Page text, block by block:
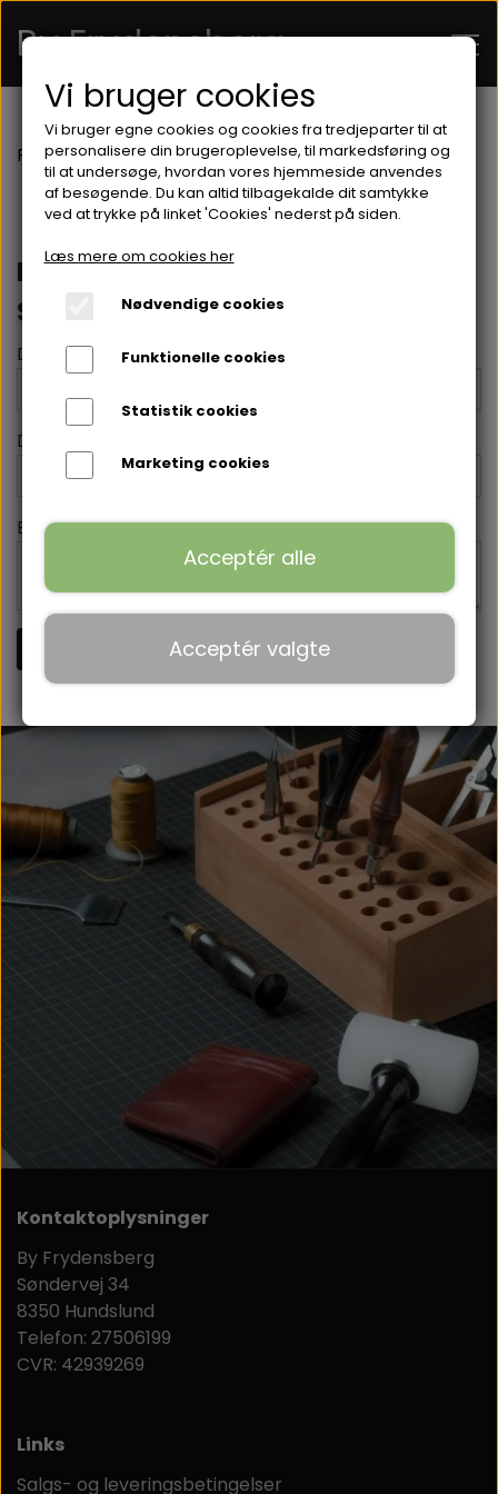
By Frydensberg
FORSIDE
OM MIG
WEBSHOP
HYLDER
PUNGE OG KORTHOLDER
BÆLTER
HUNDEHALSBÅND
ACCESSORIES.
Forside Kontakt
DU ER ALTID VELKOMMEN TIL AT
SKRIVE TIL OS
Dit navn *
Din e-mailadresse *
Besked *
Kontaktoplysninger
By Frydensberg
Søndervej 34
8350 Hundslund
Telefon: 27506199
CVR: 42939269
Links
Salgs- og leveringsbetingelser
Vi bruger cookies
Vi bruger egne cookies og cookies fra tredjeparter til at
personalisere din brugeroplevelse, til markedsføring og
til at undersøge, hvordan vores hjemmeside anvendes
af besøgende. Du kan altid tilbagekalde dit samtykke
ved at trykke på linket 'Cookies' nederst på siden.
Læs mere om cookies her
Nødvendige cookies
Funktionelle cookies
Statistik cookies
Marketing cookies
Acceptér alle
Acceptér valgte